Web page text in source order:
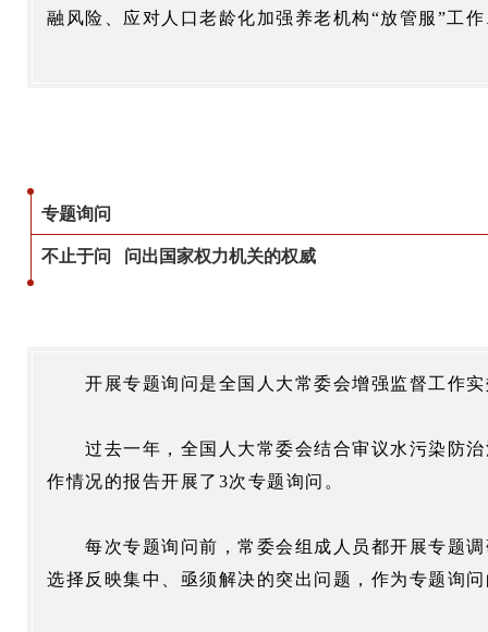
融风险、应对人口老龄化加强养老机构“放管服”工
专题询问
不止于问 问出国家权力机关的权威
开展专题询问是全国人大常委会增强监督工作
过去一年，全国人大常委会结合审议水污染防
作情况的报告开展了 3次专题询问。
每次专题询问前，常委会组成人员都开展专题
选择反映集中、亟须解决的突出问题，作为专题询